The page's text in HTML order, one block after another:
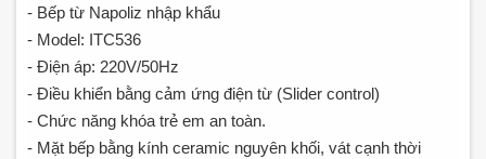
- Bếp từ Napoliz nhập khẩu
- Model: ITC536
- Điện áp: 220V/50Hz
- Điều khiển bằng cảm ứng điện từ (Slider control)
- Chức năng khóa trẻ em an toàn.
- Mặt bếp bằng kính ceramic nguyên khối, vát cạnh thời